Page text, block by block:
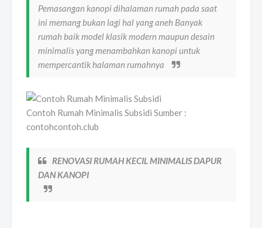
Pemasangan kanopi dihalaman rumah pada saat
ini memang bukan lagi hal yang aneh Banyak
rumah baik model klasik modern maupun desain
minimalis yang menambahkan kanopi untuk
mempercantik halaman rumahnya
Contoh Rumah Minimalis Subsidi Sumber :
contohcontoh.club
RENOVASI RUMAH KECIL MINIMALIS DAPUR
DAN KANOPI